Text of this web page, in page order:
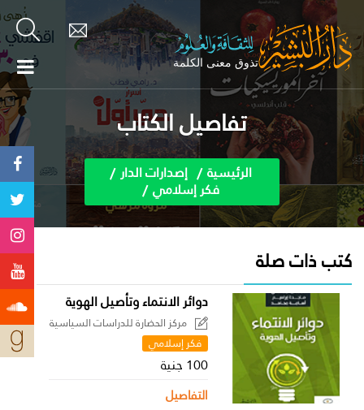
تفاصيل الكتاب
الرئيسية إصدارات الدار
فكر إسلامي
كتب ذات صلة
دوائر الانتماء وتأصيل الهوية
مركز الحضارة للدراسات السياسية
فكر إسلامي
100 جنية
التفاصيل